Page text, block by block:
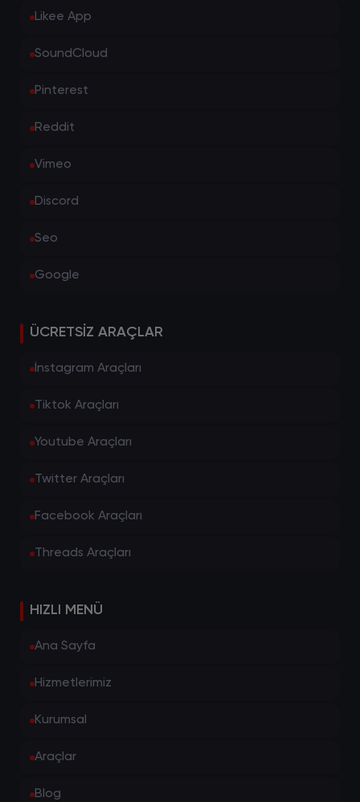
Likee App
SoundCloud
Pinterest
Reddit
Vimeo
Discord
Seo
Google
ÜCRETSIZ ARAÇLAR
İnstagram Araçları
Tiktok Araçları
Youtube Araçları
Twitter Araçları
Facebook Araçları
Threads Araçları
HIZLI MENÜ
Ana Sayfa
Hizmetlerimiz
Kurumsal
Araçlar
Blog